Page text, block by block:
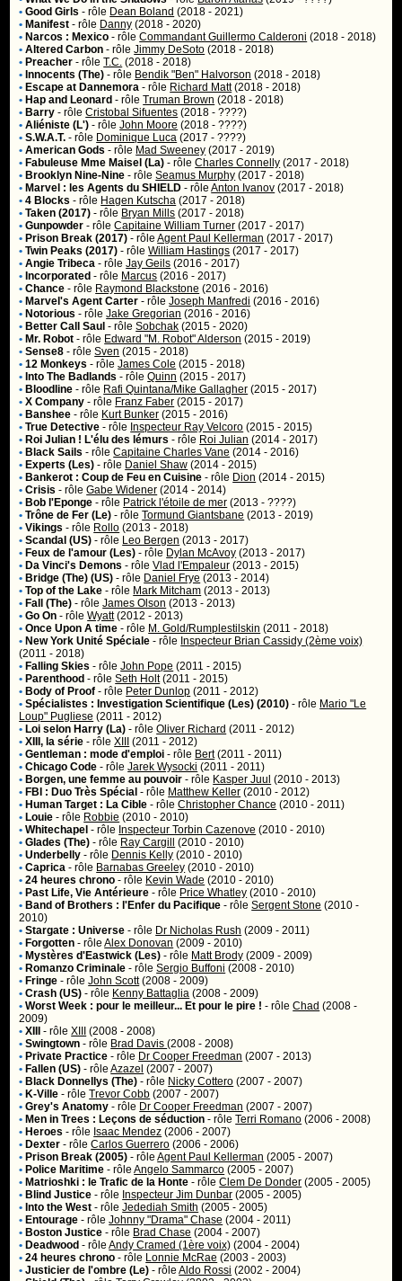
• Good Girls - rôle Dean Boland (2018 - 2021)
• Manifest - rôle Danny (2018 - 2020)
• Narcos : Mexico - rôleCommandant Guillermo Calderoni (2018 - 2018)
• Altered Carbon - rôleJimmy DeSoto (2018 - 2018)
• Preacher - rôleT.C. (2018 - 2018)
• Innocents (The) - rôle Bendik "Ben" Halvorson (2018 - 2018)
• Escape at Dannemora - rôle Richard Matt(2018 - 2018)
• Hap and Leonard - rôleTruman Brown (2018 - 2018)
• Barry - rôleCristobal Sifuentes (2018 - ????)
• Aliéniste (L') - rôleJohn Moore (2018 - ????)
• S.W.A.T. - rôle Dominique Luca (2017 - ????)
• American Gods - rôle Mad Sweeney (2017 - 2019)
• Fabuleuse Mme Maisel (La) - rôleCharles Connelly (2017 - 2018)
• Brooklyn Nine-Nine - rôleSeamus Murphy (2017 - 2018)
• Marvel : les Agents du SHIELD - rôleAnton Ivanov (2017 - 2018)
• 4 Blocks - rôle Hagen Kutscha (2017 - 2018)
• Taken (2017) - rôle Bryan Mills (2017 - 2018)
• Gunpowder - rôleCapitaine William Turner (2017 - 2017)
• Prison Break (2017) - rôleAgent Paul Kellerman (2017 - 2017)
• Twin Peaks (2017) - rôleWilliam Hastings (2017 - 2017)
• Angie Tribeca - rôleJay Geils (2016 - 2017)
• Incorporated - rôle Marcus (2016 - 2017)
• Chance - rôle Raymond Blackstone (2016 - 2016)
• Marvel's Agent Carter - rôleJoseph Manfredi (2016 - 2016)
• Notorious - rôleJake Gregorian (2016 - 2016)
• Better Call Saul - rôleSobchak (2015 - 2020)
• Mr. Robot - rôle Edward "M. Robot" Alderson (2015 - 2019)
• Sense8 - rôleSven (2015 - 2018)
• 12 Monkeys - rôleJames Cole (2015 - 2018)
• Into The Badlands - rôleQuinn (2015 - 2017)
• Bloodline - rôle Rafi Quintana/Mike Gallagher (2015 - 2017)
• X Company - rôle Franz Faber (2015 - 2017)
• Banshee - rôle Kurt Bunker (2015 - 2016)
• True Detective - rôle Inspecteur Ray Velcoro (2015 - 2015)
• Roi Julian ! L'élu des lémurs - rôle Roi Julian (2014 - 2017)
• Black Sails - rôleCapitaine Charles Vane (2014 - 2016)
• Experts (Les) - rôle Daniel Shaw (2014 - 2015)
• Bankerot : Coup de Feu en Cuisine - rôle Dion (2014 - 2015)
• Crisis - rôleGabe Widener (2014 - 2014)
• Bob l'Eponge - rôle Patrick l'étoile de mer (2013 - ????)
• Trône de Fer (Le) - rôleTormund Giantsbane (2013 - 2019)
• Vikings - rôle Rollo (2013 - 2018)
• Scandal (US) - rôle Leo Bergen (2013 - 2017)
• Feux de l'amour (Les) - rôle Dylan McAvoy (2013 - 2017)
• Da Vinci's Demons - rôleVlad l'Empaleur (2013 - 2015)
• Bridge (The) (US) - rôle Daniel Frye (2013 - 2014)
• Top of the Lake - rôle Mark Mitcham (2013 - 2013)
• Fall (The) - rôleJames Olson (2013 - 2013)
• Go On - rôleWyatt(2012 - 2013)
• Once Upon A time - rôle M. Gold/Rumplestilskin (2011 - 2018)
• New York Unité Spéciale - rôle Inspecteur Brian Cassidy (2ème voix)
(2011 - 2018)
• Falling Skies - rôleJohn Pope (2011 - 2015)
• Parenthood - rôleSeth Holt(2011 - 2015)
• Body of Proof - rôle Peter Dunlop (2011 - 2012)
• Spécialistes : Investigation Scientifique (Les) (2010) - rôle Mario "Le
Loup" Pugliese (2011 - 2012)
• Loi selon Harry (La) - rôleOliver Richard (2011 - 2012)
• XIII, la série - rôleXIII
(2011 - 2012)
• Gentleman : mode d'emploi - rôle Bert(2011 - 2011)
• Chicago Code - rôleJarek Wysocki (2011 - 2011)
• Borgen, une femme au pouvoir - rôle Kasper Juul (2010 - 2013)
• FBI : Duo Très Spécial - rôle Matthew Keller (2010 - 2012)
• Human Target : La Cible - rôleChristopher Chance (2010 - 2011)
• Louie - rôle Robbie (2010 - 2010)
• Whitechapel - rôle Inspecteur Torbin Cazenove (2010 - 2010)
• Glades (The) - rôle Ray Cargill
(2010 - 2010)
• Underbelly - rôle Dennis Kelly (2010 - 2010)
• Caprica - rôle Barnabas Greeley (2010 - 2010)
• 24 heures chrono - rôle Kevin Wade (2010 - 2010)
• Past Life, Vie Antérieure - rôle Price Whatley (2010 - 2010)
• Band of Brothers : l'Enfer du Pacifique - rôleSergent Stone (2010 -
2010)
• Stargate : Universe - rôle Dr Nicholas Rush (2009 - 2011)
• Forgotten - rôleAlex Donovan (2009 - 2010)
• Mystères d'Eastwick (Les) - rôle Matt Brody (2009 - 2009)
• Romanzo Criminale - rôleSergio Buffoni (2008 - 2010)
• Fringe - rôleJohn Scott(2008 - 2009)
• Crash (US) - rôle Kenny Battaglia (2008 - 2009)
• Worst Week : pour le meilleur... Et pour le pire ! - rôleChad (2008 -
2009)
• XIII - rôleXIII
(2008 - 2008)
• Swingtown - rôle Brad Davis(2008 - 2008)
• Private Practice - rôle Dr Cooper Freedman (2007 - 2013)
• Fallen (US) - rôleAzazel (2007 - 2007)
• Black Donnellys (The) - rôle Nicky Cottero (2007 - 2007)
• K-Ville - rôleTrevor Cobb (2007 - 2007)
• Grey's Anatomy - rôle Dr Cooper Freedman (2007 - 2007)
• Men in Trees : Leçons de séduction - rôleTerri Romano (2006 - 2008)
• Heroes - rôle Isaac Mendez (2006 - 2007)
• Dexter - rôleCarlos Guerrero (2006 - 2006)
• Prison Break (2005) - rôleAgent Paul Kellerman (2005 - 2007)
• Police Maritime - rôleAngelo Sammarco (2005 - 2007)
• Matrioshki : le Trafic de la Honte - rôleClem De Donder (2005 - 2005)
• Blind Justice - rôle Inspecteur Jim Dunbar (2005 - 2005)
• Into the West - rôleJedediah Smith (2005 - 2005)
• Entourage - rôleJohnny "Drama" Chase (2004 - 2011)
• Boston Justice - rôle Brad Chase (2004 - 2007)
• Deadwood - rôleAndy Cramed (1ère voix) (2004 - 2004)
• 24 heures chrono - rôle Lonnie McRae (2003 - 2003)
• Justicier de l'ombre (Le) - rôleAldo Rossi (2002 - 2004)